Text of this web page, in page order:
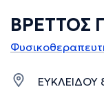
ΒΡΕΤΤΟΣ
ΕΥΚΛΕΙΔΟΥ